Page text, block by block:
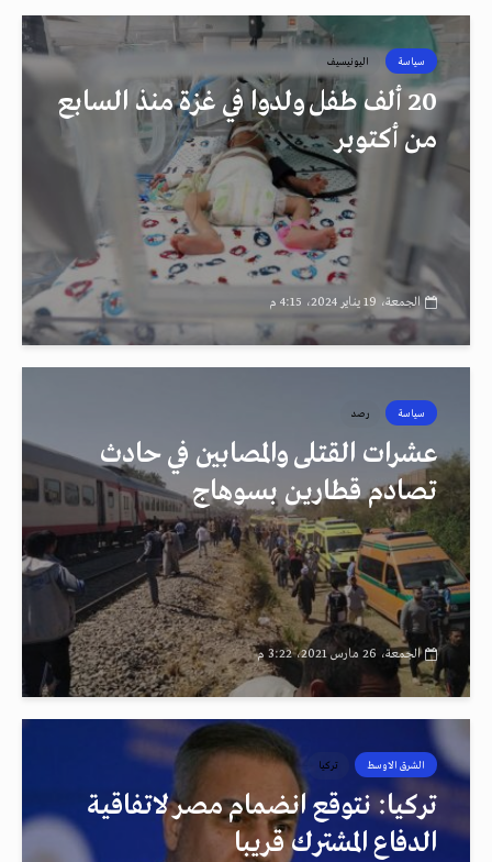
سياسة اليونيسيف
20 ألف طفل ولدوا في غزة منذ السابع
من أكتوبر
الجمعة، 19 يناير 2024، 4:15 م
سياسة رصد
عشرات القتلى والمصابين في حادث
تصادم قطارين بسوهاج
الجمعة، 26 مارس 2021، 3:22 م
الشرق الاوسط تركيا
تركيا: نتوقع انضمام مصر لاتفاقية
الدفاع المشترك قريبا